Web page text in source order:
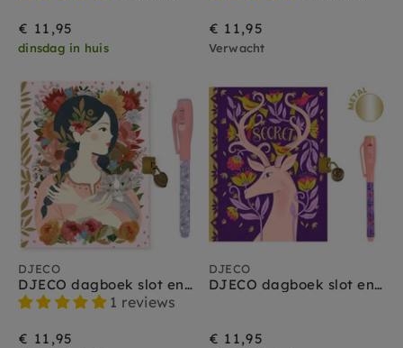
€ 11,95
dinsdag in huis
€ 11,95
Verwacht
DJECO
DJECO dagboek slot en magische pen Oana A5
1 reviews
€ 11,95
DJECO
DJECO dagboek slot en magische pen Melissa A5
€ 11,95